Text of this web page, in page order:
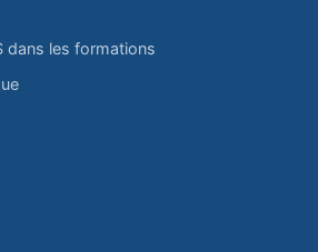
dans les formations